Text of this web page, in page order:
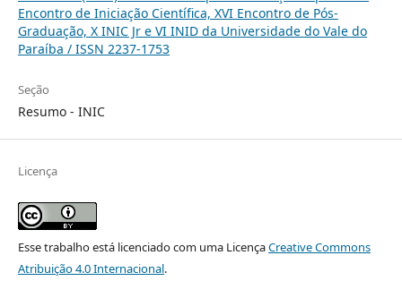
Encontro de Iniciação Científica, XVI Encontro de Pós-
Graduação, X INIC Jr e VI INID da Universidade do Vale do
Paraíba / ISSN 2237-1753
Seção
Resumo - INIC
Licença
Esse trabalho está licenciado com uma LicençaCreative Commons
Atribuição 4.0 Internacional.